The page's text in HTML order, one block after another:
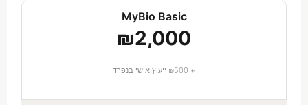
MyBio Basic
₪2,000
+ ₪500 ייעוץ אישי בנפרד